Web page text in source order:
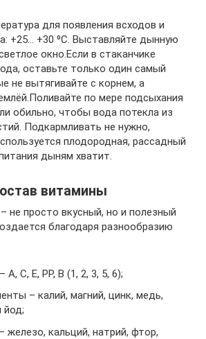
для появления всходов и
+25… +30 ⁰C. Выставляйте дынную
окно.Если в стаканчике
оставьте только один самый
не вытягивайте с корнем, а
по мере подсыхания
обильно, чтобы вода потекла из
Подкармливать не нужно,
плодородная, рассадный
дыням хватит.
витамины
не просто вкусный, но и полезный
благодаря разнообразию
А, С, Е, РР, В (1, 2, 3, 5, 6);
– калий, магний, цинк, медь,
йод;
железо, кальций, натрий, фтор,